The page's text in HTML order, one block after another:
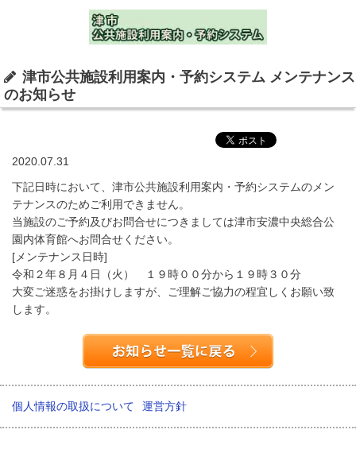
津市公共施設利用案内・予約システム メンテナンス
のお知らせ
2020.07.31
下記日時において、津市公共施設利用案内・予約システムのメン
テナンスのためご利用できません。
当施設のご予約及びお問合せにつきましては津市安濃中央総合公
園内体育館へお問合せください。
[メンテナンス日時]
令和２年８月４日（火） １９時００分から１９時３０分
大変ご迷惑をお掛けしますが、ご理解ご協力の程宜しくお願い致
します。
個人情報の取扱について 運営方針